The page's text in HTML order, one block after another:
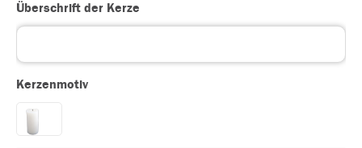
Überschrift der Kerze
Kerzenmotiv